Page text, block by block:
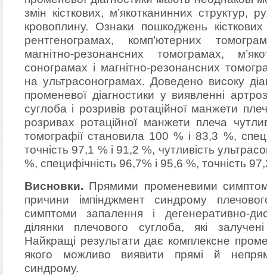
змін кісткових, м’якотканинних структур,
кровоплину. Ознаки пошкоджень
рентгенограмах, комп’ютерних
магнітно-резонансних томограмах,
сонограмах і магнітно-резонансних
на ультрасонограмах. Доведено високу
променевої діагностики у виявленні
суглоба і розривів ротаційної манжети
розривах ротаційної манжети плеча
томографії становила 100 % і 83,3 %,
точність 97,1 % і 91,2 %, чутливість
%, специфічність 96,7% і 95,6 %, точність
Висновки. Прямими променевими
причини імпінджмент синдрому
симптоми запалення і дегенеративно-
ділянки плечового суглоба, які
Найкращі результати дає комплексне
якого можливо виявити прямі й
синдрому.